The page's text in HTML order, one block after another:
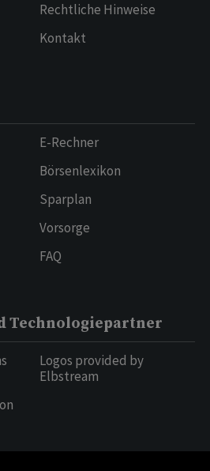
Rechtliche Hinweise
Kontakt
E-Rechner
Börsenlexikon
Sparplan
Vorsorge
FAQ
Technologiepartner
Logos provided by
Elbstream